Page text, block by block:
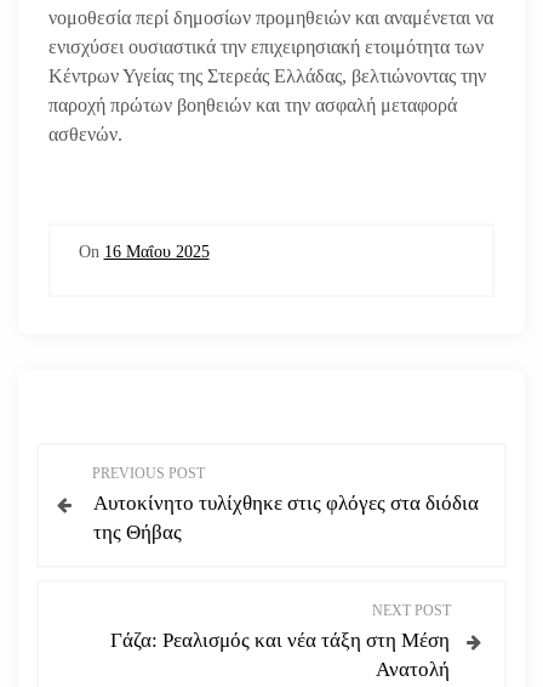
νομοθεσία περί δημοσίων προμηθειών και αναμένεται να
ενισχύσει ουσιαστικά την επιχειρησιακή ετοιμότητα των
Κέντρων Υγείας της Στερεάς Ελλάδας, βελτιώνοντας την
παροχή πρώτων βοηθειών και την ασφαλή μεταφορά
ασθενών.
On 16 Μαΐου 2025
λ
PREVIOUS POST
Αυτοκίνητο τυλίχθηκε στις φλόγες στα διόδια
της Θήβας
NEXT POST
Γάζα: Ρεαλισμός και νέα τάξη στη Μέση
Ανατολή